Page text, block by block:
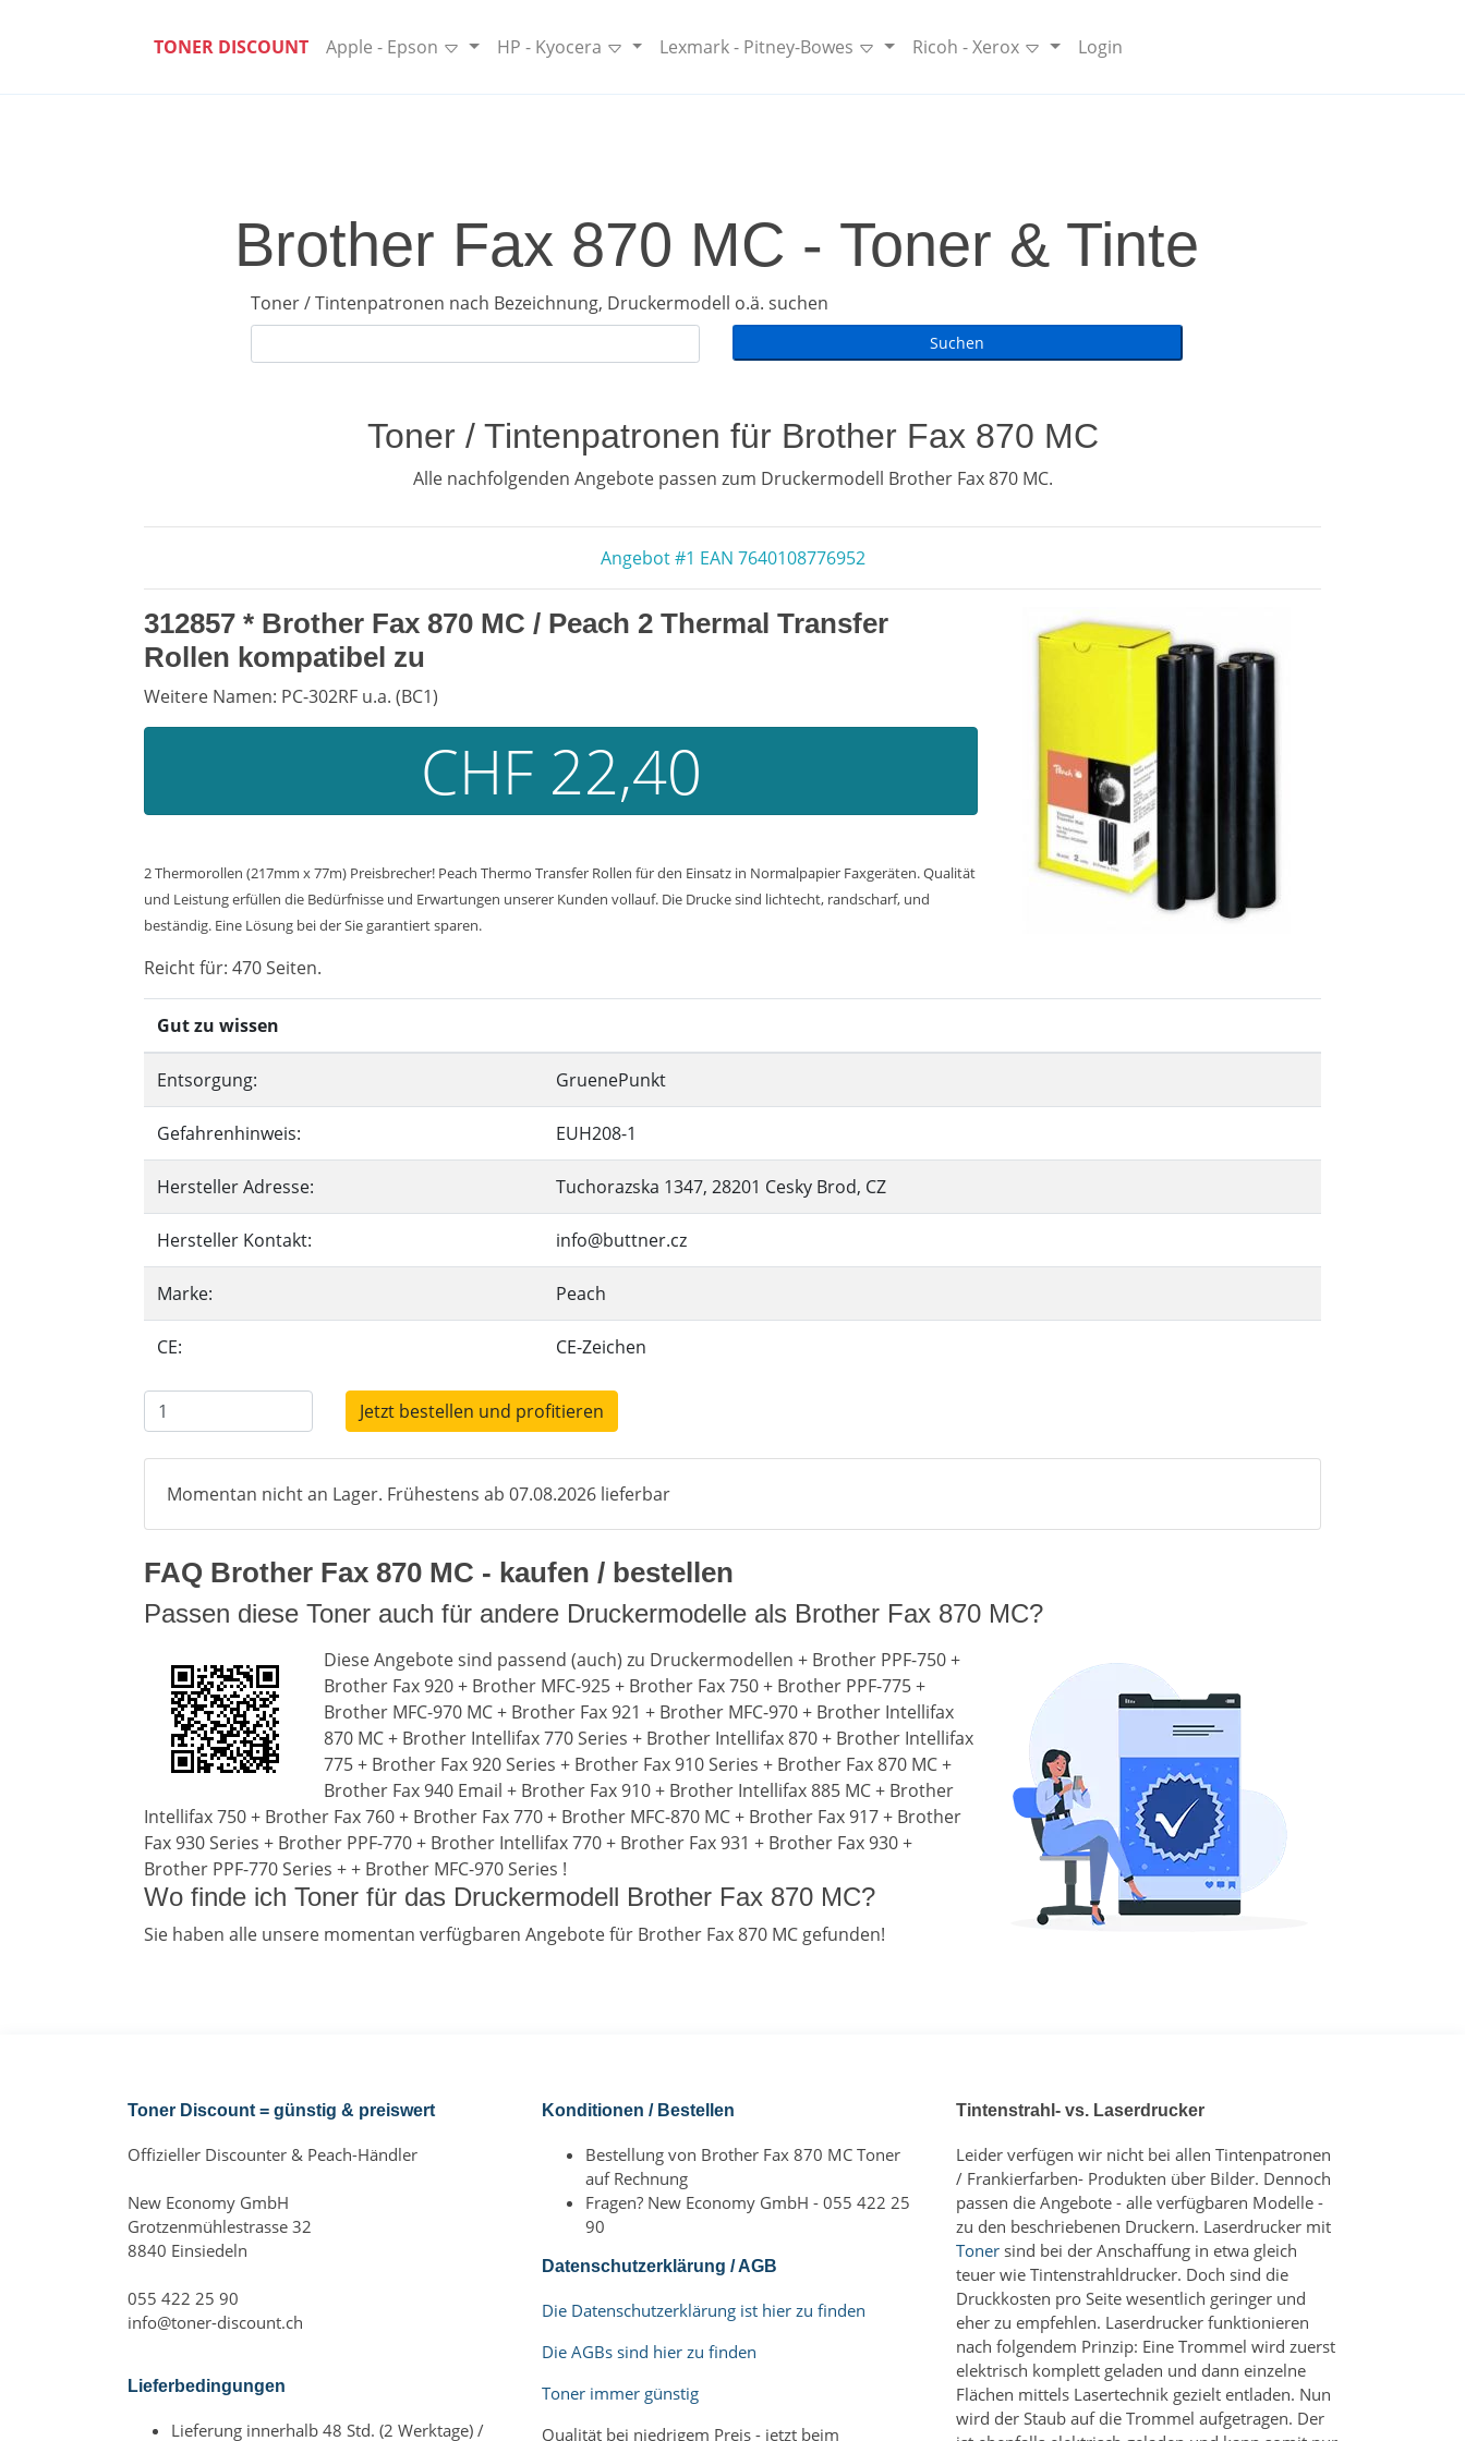
TONER DISCOUNT Apple - Epson HP - Kyocera Lexmark - Pitney-Bowes Ricoh - Xerox Login
Brother Fax 870 MC - Toner & Tinte
Toner / Tintenpatronen nach Bezeichnung, Druckermodell o.ä. suchen
Toner / Tintenpatronen für Brother Fax 870 MC
Alle nachfolgenden Angebote passen zum Druckermodell Brother Fax 870 MC.
Angebot #1 EAN 7640108776952
312857 * Brother Fax 870 MC / Peach 2 Thermal Transfer
Rollen kompatibel zu
Weitere Namen: PC-302RF u.a. (BC1)
CHF 22,40
2 Thermorollen (217mm x 77m) Preisbrecher! Peach Thermo Transfer Rollen für den Einsatz in Normalpapier Faxgeräten. Qualität
und Leistung erfüllen die Bedürfnisse und Erwartungen unserer Kunden vollauf. Die Drucke sind lichtecht, randscharf, und
beständig. Eine Lösung bei der Sie garantiert sparen.
Reicht für: 470 Seiten.
Gut zu wissen
Entsorgung: GruenePunkt
Gefahrenhinweis: EUH208-1
Hersteller Adresse: Tuchorazska 1347, 28201 Cesky Brod, CZ
Hersteller Kontakt: info@buttner.cz
Marke: Peach
CE: CE-Zeichen
Jetzt bestellen und profitieren
Momentan nicht an Lager. Frühestens ab 07.08.2026 lieferbar
FAQ Brother Fax 870 MC - kaufen / bestellen
Passen diese Toner auch für andere Druckermodelle als Brother Fax 870 MC?
Diese Angebote sind passend (auch) zu Druckermodellen + Brother PPF-750 +
Brother Fax 920 + Brother MFC-925 + Brother Fax 750 + Brother PPF-775 +
Brother MFC-970 MC + Brother Fax 921 + Brother MFC-970 + Brother Intellifax
870 MC + Brother Intellifax 770 Series + Brother Intellifax 870 + Brother Intellifax
775 + Brother Fax 920 Series + Brother Fax 910 Series + Brother Fax 870 MC +
Brother Fax 940 Email + Brother Fax 910 + Brother Intellifax 885 MC + Brother
Intellifax 750 + Brother Fax 760 + Brother Fax 770 + Brother MFC-870 MC + Brother Fax 917 + Brother
Fax 930 Series + Brother PPF-770 + Brother Intellifax 770 + Brother Fax 931 + Brother Fax 930 +
Brother PPF-770 Series + + Brother MFC-970 Series !
Wo finde ich Toner für das Druckermodell Brother Fax 870 MC?
Sie haben alle unsere momentan verfügbaren Angebote für Brother Fax 870 MC gefunden!
Toner Discount = günstig & preiswert
Offizieller Discounter & Peach-Händler
New Economy GmbH
Grotzenmühlestrasse 32
8840 Einsiedeln
055 422 25 90
info@toner-discount.ch
Lieferbedingungen
Lieferung innerhalb 48 Std. (2 Werktage) /
Konditionen / Bestellen
Bestellung von Brother Fax 870 MC Toner
auf Rechnung
Fragen? New Economy GmbH - 055 422 25
90
Datenschutzerklärung / AGB
Die Datenschutzerklärung ist hier zu finden
Die AGBs sind hier zu finden
Toner immer günstig
Qualität bei niedrigem Preis - jetzt beim
Tintenstrahl- vs. Laserdrucker
Leider verfügen wir nicht bei allen Tintenpatronen
/ Frankierfarben- Produkten über Bilder. Dennoch
passen die Angebote - alle verfügbaren Modelle -
zu den beschriebenen Druckern. Laserdrucker mit
Toner sind bei der Anschaffung in etwa gleich
teuer wie Tintenstrahldrucker. Doch sind die
Druckkosten pro Seite wesentlich geringer und
eher zu empfehlen. Laserdrucker funktionieren
nach folgendem Prinzip: Eine Trommel wird zuerst
elektrisch komplett geladen und dann einzelne
Flächen mittels Lasertechnik gezielt entladen. Nun
wird der Staub auf die Trommel aufgetragen. Der